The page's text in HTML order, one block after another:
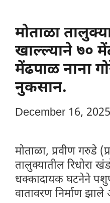
मोताळा‌
खाल्ल्याने ७०
मेंढपाळ नाना
नुकसान.
December 16, 2025
मोताळा, प्रवीण गरुडे
तालुक्यातील रिधोरा
धक्कादायक घटनेने
वातावरण निर्माण